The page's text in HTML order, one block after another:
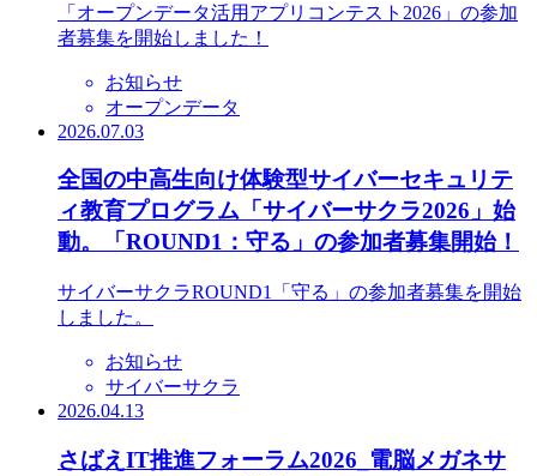
「オープンデータ活用アプリコンテスト2026」の参加
者募集を開始しました！
お知らせ
オープンデータ
2026.07.03
全国の中高生向け体験型サイバーセキュリテ
ィ教育プログラム「サイバーサクラ2026」始
動。「ROUND1：守る」の参加者募集開始！
サイバーサクラROUND1「守る」の参加者募集を開始
しました。
お知らせ
サイバーサクラ
2026.04.13
さばえIT推進フォーラム2026_電脳メガネサ